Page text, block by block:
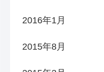
2016年1月
2015年8月